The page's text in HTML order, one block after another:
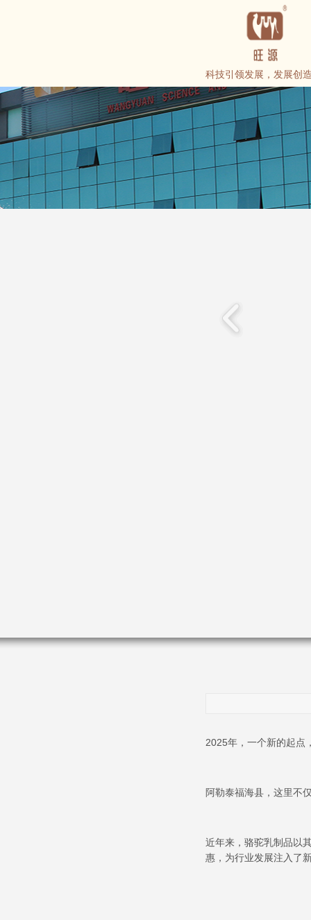
科技引领发展，发展创
2025年，一个新的起点
阿勒泰福海县，这里不
近年来，骆驼乳制品以
惠，为行业发展注入了